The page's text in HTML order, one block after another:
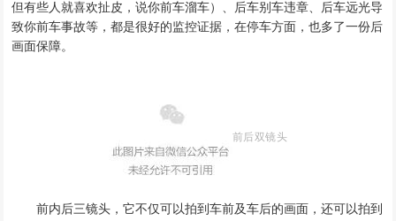
但有些人就喜欢扯皮 ，说你前车溜车）、后车别车违章、 后车远光导
致你前车事故等 ，都是很好的监控证据 ，在停车方面 ，也多了一份后
画面保障。
前后双镜头
前内后三镜头 ，它不仅可以拍到车前及车后的画面 ，还可以拍到